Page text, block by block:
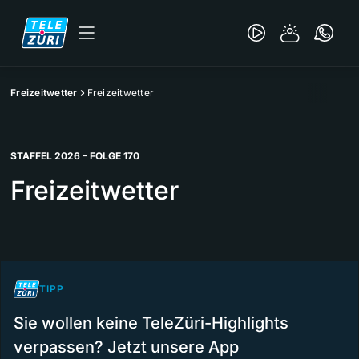
Freizeitwetter Freizeitwetter
STAFFEL 2026 – FOLGE 170
Freizeitwetter
TIPP
Sie wollen keine TeleZüri-Highlights
verpassen? Jetzt unsere App